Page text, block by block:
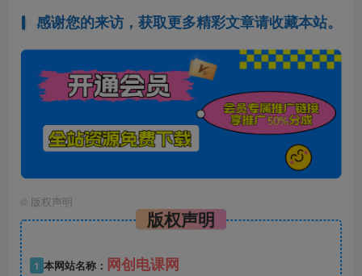
感谢您的来访，获取更多精彩文章请收藏本站。
© 版权声明
版权声明
1 本网站名称： 网创电课网